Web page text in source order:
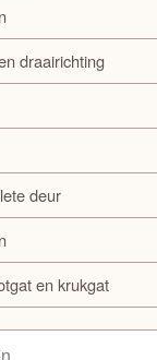
draairichting
deur
en krukgat